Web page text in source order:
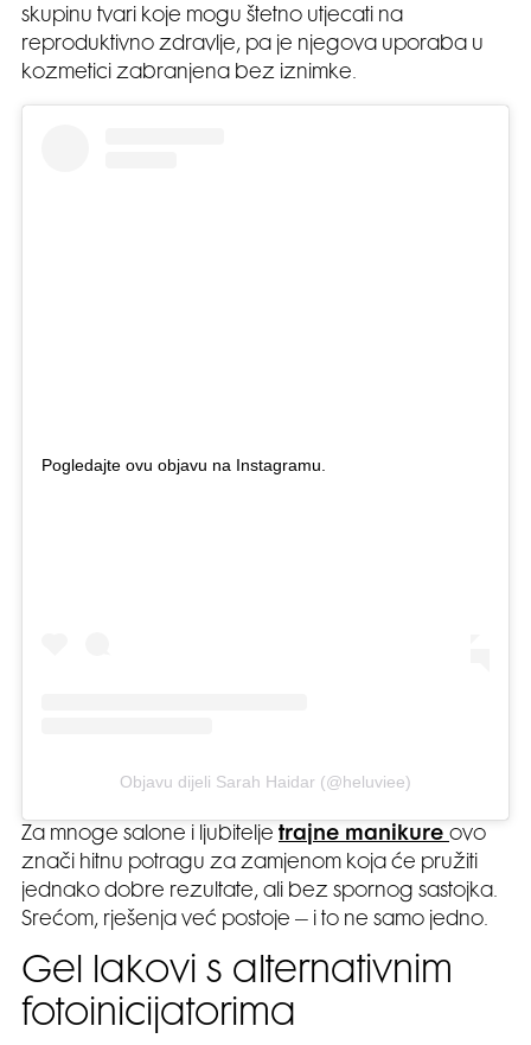
skupinu tvari koje mogu štetno utjecati na
reproduktivno zdravlje, pa je njegova uporaba u
kozmetici zabranjena bez iznimke.
Pogledajte ovu objavu na Instagramu.
Objavu dijeli Sarah Haidar (@heluviee)
Za mnoge salone i ljubitelje trajne manikure ovo
znači hitnu potragu za zamjenom koja će pružiti
jednako dobre rezultate, ali bez spornog sastojka.
Srećom, rješenja već postoje – i to ne samo jedno.
Gel lakovi s alternativnim
fotoinicijatorima